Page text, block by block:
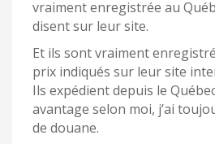
vraiment enregistrée au
disent sur leur site.
Et ils sont vraiment
prix indiqués sur leur site
Ils expédient depuis le
avantage selon moi, j’ai
de douane.